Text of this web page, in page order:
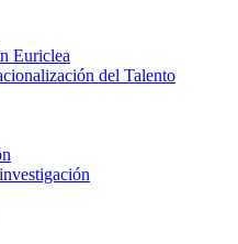
Euriclea
del Talento